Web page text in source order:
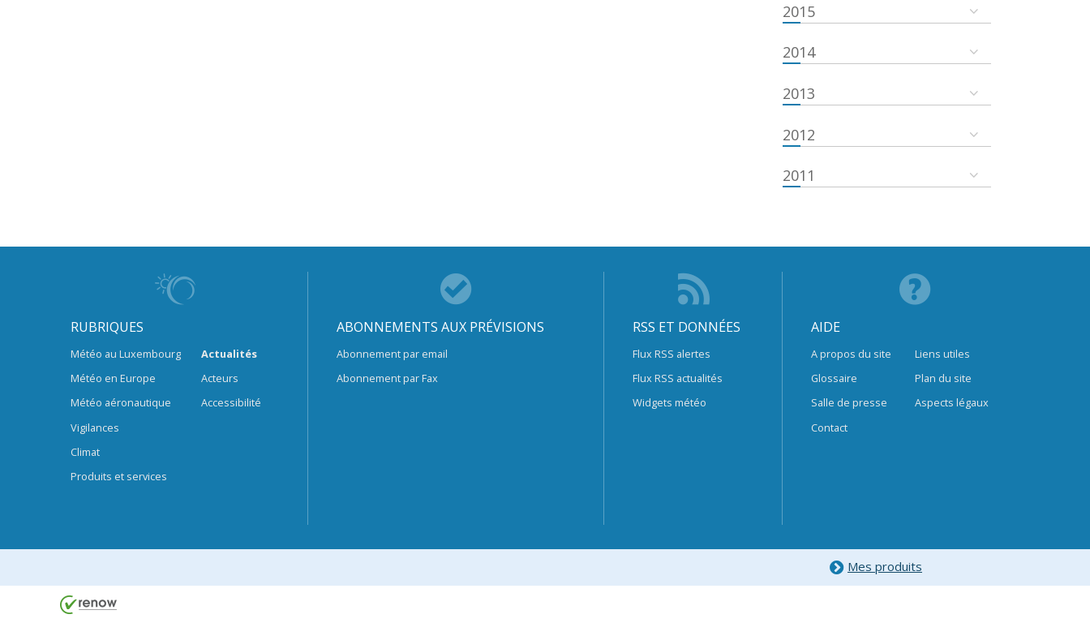
2015
2014
2013
2012
2011
RUBRIQUES
Météo au Luxembourg
Météo en Europe
Météo aéronautique
Vigilances
Climat
Produits et services
Actualités
Acteurs
Accessibilité
ABONNEMENTS AUX PRÉVISIONS
Abonnement par email
Abonnement par Fax
RSS ET DONNÉES
Flux RSS alertes
Flux RSS actualités
Widgets météo
AIDE
A propos du site
Glossaire
Salle de presse
Contact
Liens utiles
Plan du site
Aspects légaux
Mes produits